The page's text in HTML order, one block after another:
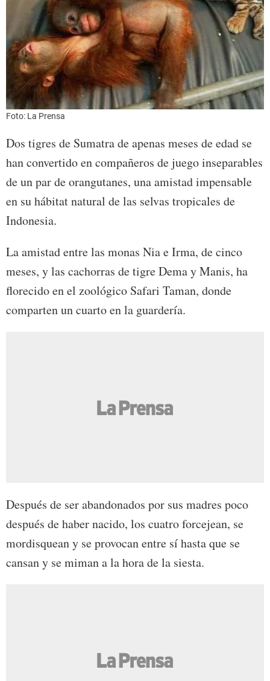
Foto: La Prensa
Dos tigres de Sumatra de apenas meses de edad se
han convertido en compañeros de juego inseparables
de un par de orangutanes, una amistad impensable
en su hábitat natural de las selvas tropicales de
Indonesia.
La amistad entre las monas Nia e Irma, de cinco
meses, y las cachorras de tigre Dema y Manis, ha
florecido en el zoológico Safari Taman, donde
comparten un cuarto en la guardería.
Después de ser abandonados por sus madres poco
después de haber nacido, los cuatro forcejean, se
mordisquean y se provocan entre sí hasta que se
cansan y se miman a la hora de la siesta.